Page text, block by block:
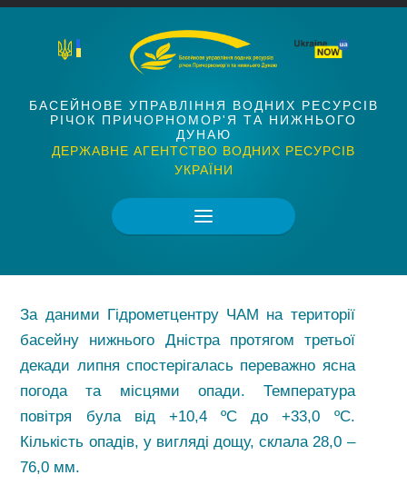
БАСЕЙНОВЕ УПРАВЛІННЯ ВОДНИХ РЕСУРСІВ
РІЧОК ПРИЧОРНОМОР'Я ТА НИЖНЬОГО
ДУНАЮ
ДЕРЖАВНЕ АГЕНТСТВО ВОДНИХ РЕСУРСІВ
УКРАЇНИ
За даними Гідрометцентру ЧАМ на території
басейну нижнього Дністра протягом третьої
декади липня спостерігалась переважно ясна
погода та місцями опади. Температура
повітря була від +10,4 ºС до +33,0 ºС.
Кількість опадів, у вигляді дощу, склала 28,0 –
76,0 мм.